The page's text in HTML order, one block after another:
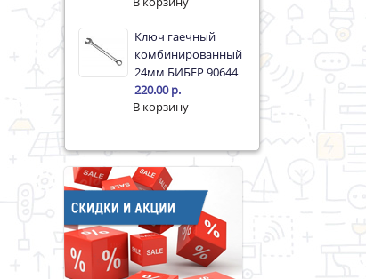
Ключ гаечный
комбинированный
24мм БИБЕР 90644
220.00 р.